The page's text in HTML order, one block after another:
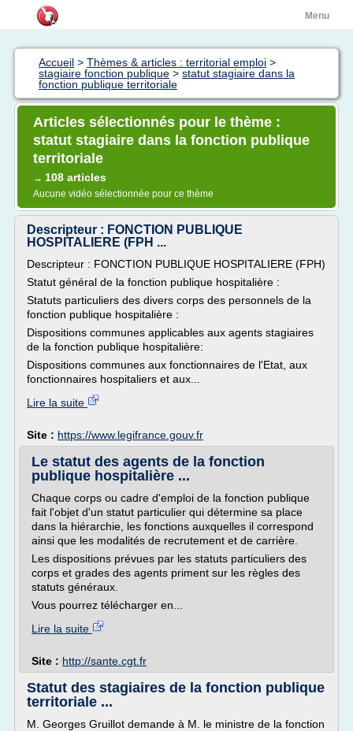
Menu
Accueil > Thèmes & articles : territorial emploi >
stagiaire fonction publique > statut stagiaire dans la
fonction publique territoriale
Articles sélectionnés pour le thème :
statut stagiaire dans la fonction publique
territoriale
→ 108 articles
Aucune vidéo sélectionnée pour ce thème
Descripteur : FONCTION PUBLIQUE
HOSPITALIERE (FPH ...
Descripteur : FONCTION PUBLIQUE HOSPITALIERE (FPH)
Statut général de la fonction publique hospitalière :
Statuts particuliers des divers corps des personnels de la
fonction publique hospitalière :
Dispositions communes applicables aux agents stagiaires
de la fonction publique hospitalière:
Dispositions communes aux fonctionnaires de l'Etat, aux
fonctionnaires hospitaliers et aux...
Lire la suite
Site : https://www.legifrance.gouv.fr
Le statut des agents de la fonction
publique hospitalière ...
Chaque corps ou cadre d'emploi de la fonction publique
fait l'objet d'un statut particulier qui détermine sa place
dans la hiérarchie, les fonctions auxquelles il correspond
ainsi que les modalités de recrutement et de carrière.
Les dispositions prévues par les statuts particuliers des
corps et grades des agents priment sur les règles des
statuts généraux.
Vous pourrez télécharger en...
Lire la suite
Site : http://sante.cgt.fr
Statut des stagiaires de la fonction publique
territoriale ...
M. Georges Gruillot demande à M. le ministre de la fonction